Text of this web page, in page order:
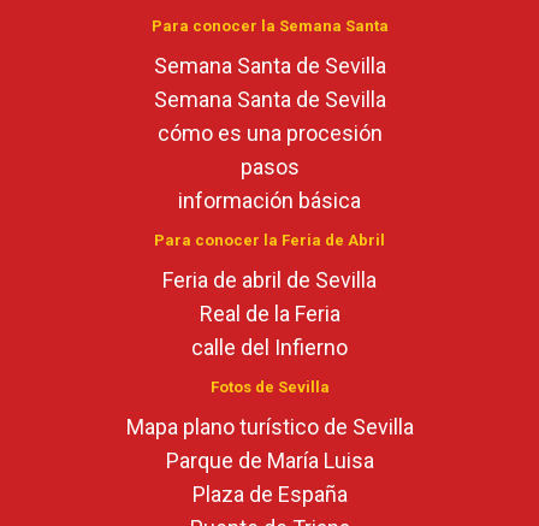
Para conocer la Semana Santa
Semana Santa de Sevilla
Semana Santa de Sevilla
cómo es una procesión
pasos
información básica
Para conocer la Feria de Abril
Feria de abril de Sevilla
Real de la Feria
calle del Infierno
Fotos de Sevilla
Mapa plano turístico de Sevilla
Parque de María Luisa
Plaza de España